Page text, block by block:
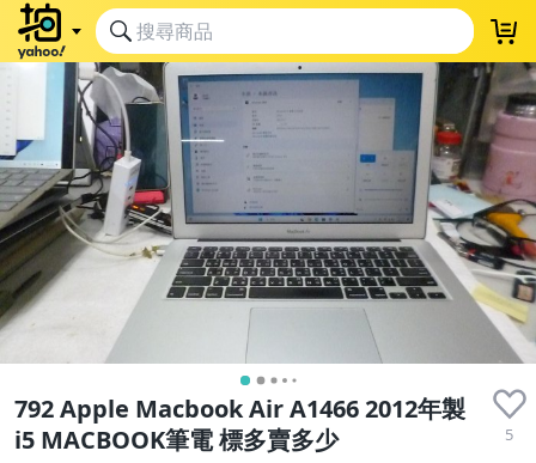
792 Apple Macbook Air A1466 2012年製
i5 MACBOOK筆電 標多賣多少
5